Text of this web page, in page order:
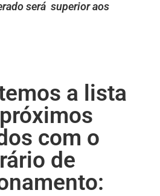
será superior aos
a lista
com o
de